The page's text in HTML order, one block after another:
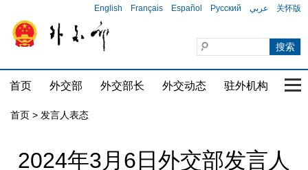
English Français Español Русский عربي 关怀版
首页 外交部 外交部长 外交动态 驻外机构 国
首页 > 发言人表态
2024年3月6日外交部发言人